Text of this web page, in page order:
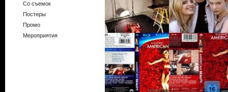
Со съемок
Постеры
Промо
Мероприятия